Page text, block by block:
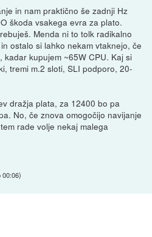
in nam praktično še zadnji Hz
škoda vsakega evra za plato.
Menda ni to tolk radikalno
ostalo si lahko nekam vtaknejo, če
kupujem ~65W CPU. Kaj si
tremi m.2 sloti, SLI podporo, 20-
dražja plata, za 12400 bo pa
No, če znova omogočijo navijanje
rade volje nekaj malega
00:06)